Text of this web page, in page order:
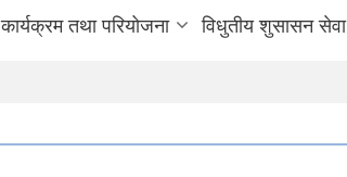
कार्यक्रम तथा परियोजना विधुतीय शुसासन सेवा